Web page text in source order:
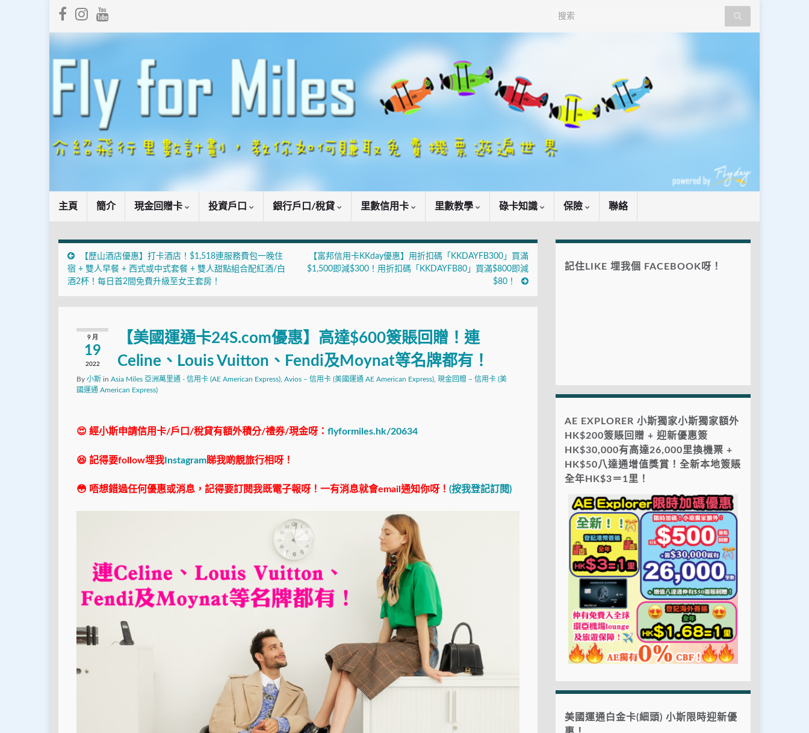
Search for:
主頁 簡介 現金回贈卡 投資戶口 銀行戶口/稅貸 里數信用卡 里數教學 碌卡知識 保險 聯絡
【歷山酒店優惠】打卡酒店！$1,518連服務費包一晚住
宿 + 雙人早餐 + 西式或中式套餐 + 雙人甜點組合配紅酒/白
酒2杯！每日首2間免費升級至女王套房！
【富邦信用卡KKday優惠】用折扣碼「KKDAYFB300」買滿
$1,500即減$300！用折扣碼「KKDAYFB80」買滿$800即減
$80！
9 月
19
2022
【美國運通卡24S.com優惠】高達$600簽賬回贈！連
Celine、Louis Vuitton、Fendi及Moynat等名牌都有！
By 小斯 in Asia Miles 亞洲萬里通 - 信用卡 (AE American Express) Avios – 信用卡 (美國運通 AE American Express) 現金回贈 – 信用卡 (美
國運通 American Express)
😍 經小斯申請信用卡/戶口/稅貸有額外積分/禮券/現金呀： flyformiles.hk/20634
😆 記得要follow埋我 Instagram睇我啲靚旅行相呀！
😳 唔想錯過任何優惠或消息，記得要訂閱我既電子報呀！一有消息就會email通知你呀！ (按我登記訂閱)
記住LIKE 埋我個 FACEBOOK呀！
AE EXPLORER 小斯獨家小斯獨家額外
HK$200簽賬回贈 + 迎新優惠簽
HK$30,000有高達26,000里換機票 +
HK$50八達通增值獎賞！全新本地簽賬
全年HK$3＝1里！
美國運通白金卡(細頭) 小斯限時迎新優